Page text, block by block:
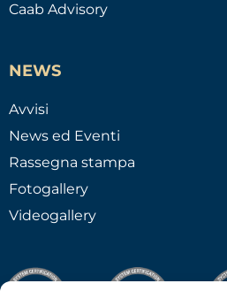
Caab Advisory
NEWS
Avvisi
News ed Eventi
Rassegna stampa
Fotogallery
Videogallery